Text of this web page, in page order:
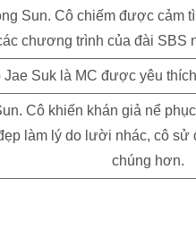
Sun. Cô chiếm được cảm
chương trình của đài SBS
Cô khiến khán giả nể
làm lý do lười nhác, cô
chúng hơn.